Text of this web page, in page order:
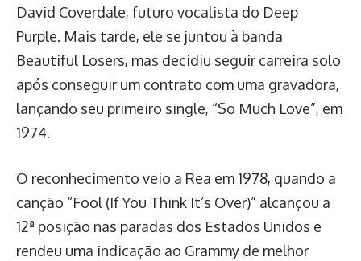
David Coverdale, futuro vocalista do Deep
Purple. Mais tarde, ele se juntou à banda
Beautiful Losers, mas decidiu seguir carreira solo
após conseguir um contrato com uma gravadora,
lançando seu primeiro single, “So Much Love”, em
1974.
O reconhecimento veio a Rea em 1978, quando a
canção “Fool (If You Think It’s Over)” alcançou a
12ª posição nas paradas dos Estados Unidos e
rendeu uma indicação ao Grammy de melhor